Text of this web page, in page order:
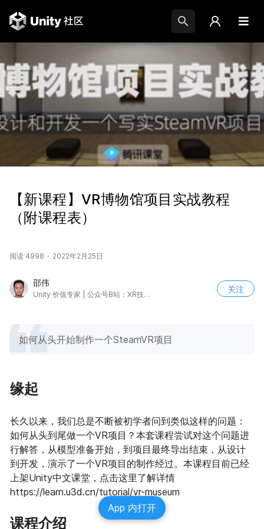
【新课程】VR博物馆项目实战教程
（附课程表）
阅读 4998 2022年2月25日
邵伟
Unity 价值专家 | 公众号B站：XR技术研习社
关注
如何从头开始制作一个SteamVR项目
缘起
长久以来，我们总是不断被初学者问到类似这样的问题：
如何从头到尾做一个VR项目？本套课程尝试对这个问题进
行解答，从模型准备开始，到项目最终导出结束，从设计
到开发，演示了一个VR项目的制作经过。本课程目前已经
上架Unity中文课堂，点击这里了解详情
https://learn.u3d.cn/tutorial/vr-museum
课程介绍
App 内打开